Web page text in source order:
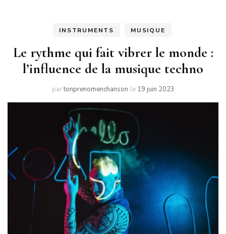
INSTRUMENTS MUSIQUE
Le rythme qui fait vibrer le monde :
l’influence de la musique techno
partonprenomenchanson le 19 juin 2023